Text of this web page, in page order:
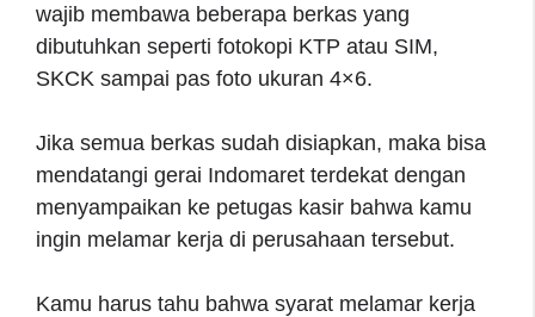
wajib membawa beberapa berkas yang
dibutuhkan seperti fotokopi KTP atau SIM,
SKCK sampai pas foto ukuran 4×6.
Jika semua berkas sudah disiapkan, maka bisa
mendatangi gerai Indomaret terdekat dengan
menyampaikan ke petugas kasir bahwa kamu
ingin melamar kerja di perusahaan tersebut.
Kamu harus tahu bahwa syarat melamar kerja